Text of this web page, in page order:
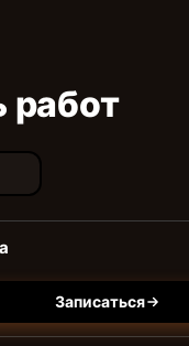
работ
Записаться